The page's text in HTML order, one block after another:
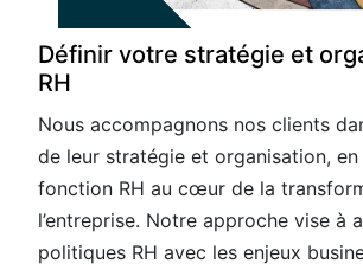
Définir votre stratégie et
RH
Nous accompagnons nos clients
de leur stratégie et organisation,
fonction RH au cœur de la
l’entreprise. Notre approche vise à
politiques RH avec les enjeux